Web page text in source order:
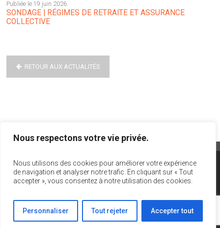
Nous respectons votre vie privée.
Nous utilisons des cookies pour améliorer votre expérience
de navigation et analyser notre trafic. En cliquant sur « Tout
accepter », vous consentez à notre utilisation des cookies.
Personnaliser Tout rejeter Accepter tout
Publiée le 19 juin 2026
SONDAGE | RÉGIMES DE RETRAITE ET ASSURANCE
COLLECTIVE
RETOUR AUX ACTUALITÉS
info@act-theatre.ca |1 866 348-8960
1908 rue Panet, #301, Montréal, Québec, H2L 3A2
Abonnez-vous à notreinfolettre!